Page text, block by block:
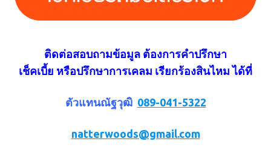
ติดต่อสอบถามข้อมูล ต้องการคำปรึกษา
เช็คเบี้ย หรือปรึกษาการเคลม เรียกร้องสินไหมได้ที่
ตัวแทนณัฐวุฒิ 089-041-5322
natterwoods@gmail.com